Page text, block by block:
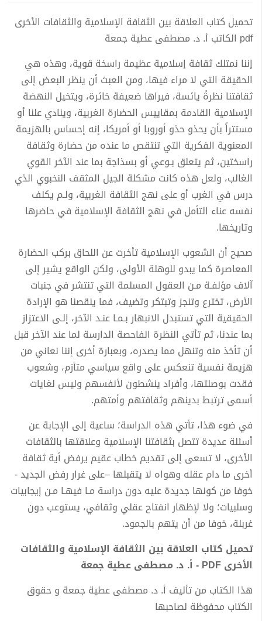
تحميل كتاب العلاقة بين الثقافة الإسلامية والثقافات الأخرى
pdf الكاتب أ. د. مصطفى عطية جمعة
إننا نمتلك ثقافة إسلامية عظيمة راسخة قوية، وهذه هي
الحقيقة التي لا مراء فيها، ومن العبث أن ينظر البعض إلى
ثقافتنا نظرةً يائسة، فيراها ضعيفة خائرة، ويتخيل النهضة
الإسلامية القادمة بمقاييس الحضارة الغربية، وينادي علنا أو
مستتراً بأن يحذو حذو أوروبا أو أمريكا، إنه إحساس بالهزيمة
المعنوية الفكرية التي تنتقص ما عنده من حضارة وثقافة
راسختين، ثم يتعلق بـوعي أو بسذاجة بما عند الآخر القوي
الغالب، ولعل هذه كانت مشكلة الجيل المثقف النخبوي الذي
درس في الغرب أو على نهج الثقافة الغربية، ولـم يكلف
نفسه عناء التأمل في نهج الثقافة الإسلامية في حاضرها
وتاريخها.
صحيح أن الشعوب الإسلامية تأخرت عن اللحاق بركب الحضارة
المعاصرة كما يبدو للوهلة الأولى، ولكن الواقع يشير إلى
آلاف مؤلفـة مـن العقول المسلمة التي تنتشر في جنبات
الأرض، تخترع وتنجز وتبتكر وتضيف، فما ينقصنا هو الإرادة
الحقيقية التي تستبدل الانبهار بـمـا عنـد الآخر، إلـى الاعتزاز
بما عندنا، ثم تأتي النظرة الفاحصة الدارسة لما عند الآخر قبل
أن تأخذ منه وتنهل مما يصدره، وبعبارة أخرى إننا نعاني من
هزيمة نفسية تنعكس على واقع سياسي متأزم، وشعوب
فقدت بوصلتها، وأفراد ينشطون لأنفسهم وليس لغايات
أسمى ترتبط بدينهم وثقافتهم وأمتهم.
في ضوء هذا، تأتي هذه الدراسة؛ ساعية إلى الإجابة عن
أسئلة عديدة تتصل بثقافتنا الإسلامية وعلاقتها بالثقافات
الأخرى، لا تسعى إلى تقديم خطاب عقيم يرفض أية ثقافة
أخرى ما دام عقله وهواه لا يتقبلها –على غرار رفض الجديد -
خوفا من كونها جديدة عليه دون دراسة مـا فيهـا مـن إيجابيات
وسلبيات؛ ولا لإظهار انفتاح عقلي وثقافي، يستوعب دون
غربلة، خوفا من أن يتهم بالجمود.
تحميل كتاب العلاقة بين الثقافة الإسلامية والثقافات
الأخرى PDF - أ. د. مصطفى عطية جمعة
هذا الكتاب من تأليف أ. د. مصطفى عطية جمعة و حقوق
الكتاب محفوظة لصاحبها